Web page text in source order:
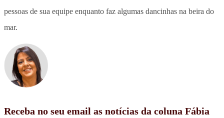
pessoas de sua equipe enquanto faz algumas dancinhas na beira do
mar.
Receba no seu email as notícias da coluna Fábia